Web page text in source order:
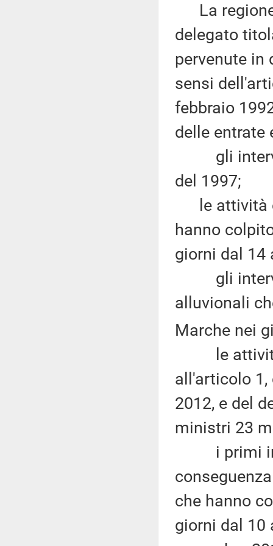
La regione
delegato
pervenute in
sensi
febbraio
delle entrate
gli
del 1997;
le attività
hanno
giorni dal 14
gli
alluvionali
Marche nei
le attività
all'articolo 1,
2012, e del
ministri 23
i primi
che hanno
giorni dal 10